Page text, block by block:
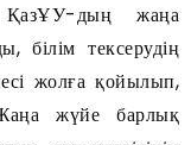
ҚазҰУ-дың жаңа
білім тексерудің
жолға қойылып,
жүйе барлық